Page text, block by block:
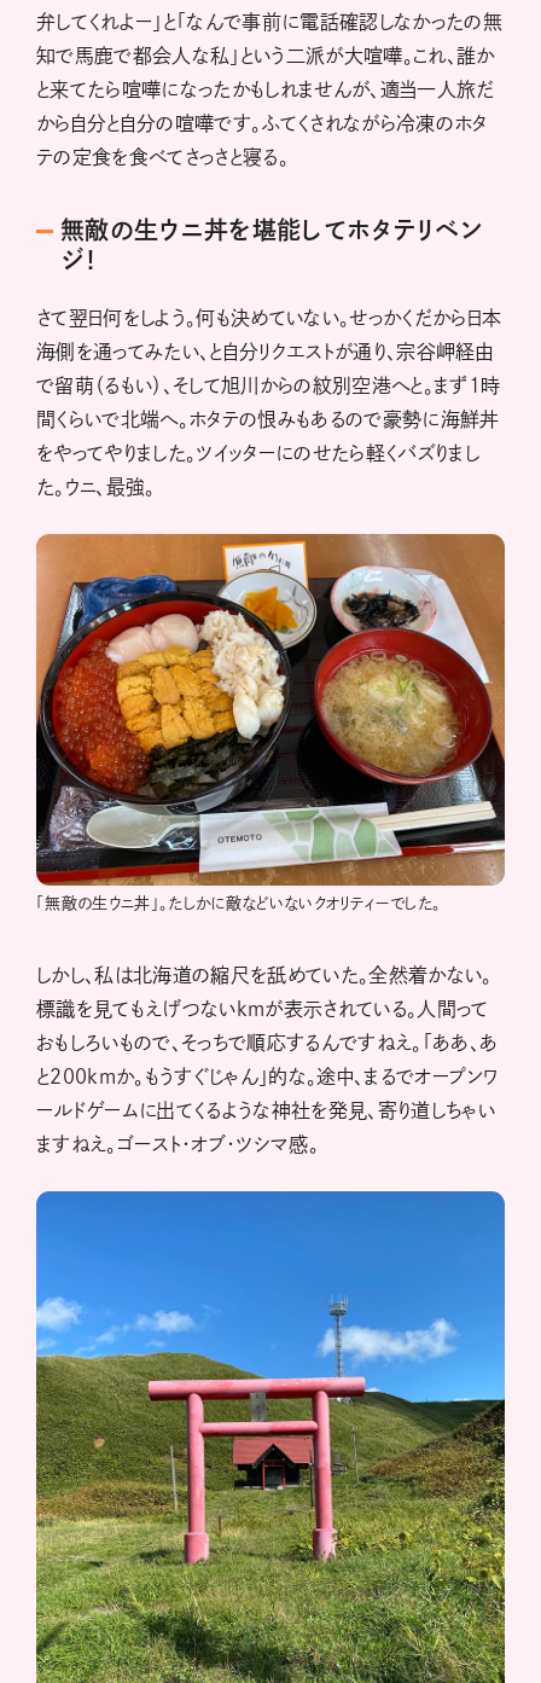
弁してくれよー」と「なんで事前に電話確認しなかったの無
知で馬鹿で都会人な私」という二派が大喧嘩。これ、誰か
と来てたら喧嘩になったかもしれませんが、適当一人旅だ
から自分と自分の喧嘩です。ふてくされながら冷凍のホタ
テの定食を食べてさっさと寝る。
無敵の生ウニ丼を堪能してホタテリベン
ジ！
さて翌日何をしよう。何も決めていない。せっかくだから日本
海側を通ってみたい、と自分リクエストが通り、宗谷岬経由
で留萌（るもい）、そして旭川からの紋別空港へと。まず1時
間くらいで北端へ。ホタテの恨みもあるので豪勢に海鮮丼
をやってやりました。ツイッターにのせたら軽くバズりまし
た。ウニ、最強。
「無敵の生ウニ丼」。たしかに敵などいないクオリティーでした。
しかし、私は北海道の縮尺を舐めていた。全然着かない。
標識を見てもえげつないkmが表示されている。人間って
おもしろいもので、そっちで順応するんですねえ。「ああ、あ
と200kmか。もうすぐじゃん」的な。途中、まるでオープンワ
ールドゲームに出てくるような神社を発見、寄り道しちゃい
ますねえ。ゴースト・オブ・ツシマ感。